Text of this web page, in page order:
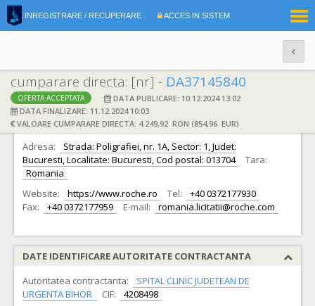
INREGISTRARE / RECUPERARE ACCES IN SISTEM
cumparare directa: [nr] - DA37145840
OFERTA ACCEPTATA
DATA PUBLICARE: 10.12.2024 13:02
DATA FINALIZARE: 11.12.2024 10:03
VALOARE CUMPARARE DIRECTA: 4.249,92 RON (854,96 EUR)
DATE IDENTIFICARE OFERTANT
Ofertant: S.C. ROCHE ROMANIA S.R.L. CIF: 17551047
Adresa:
Strada: Poligrafiei, nr. 1A, Sector: 1, Judet:
Bucuresti, Localitate: Bucuresti, Cod postal: 013704
Tara:
Romania
Website:
https://www.roche.ro Tel:
+40 0372177930
Fax:
+40 0372177959 E-mail: romania.licitatii@roche.com
DATE IDENTIFICARE AUTORITATE CONTRACTANTA
Autoritatea contractanta:
SPITAL CLINIC JUDETEAN DE
URGENTA BIHOR
CIF:
4208498